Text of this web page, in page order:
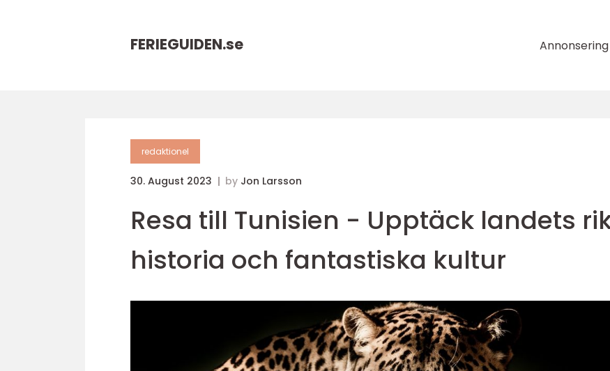
FERIEGUIDEN.se Annonsering
redaktionel
30. August 2023 by Jon Larsson
Resa till Tunisien - Upptäck landets
historia och fantastiska kultur